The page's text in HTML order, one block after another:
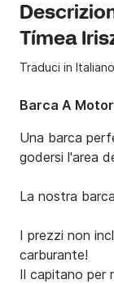
Tímea
Traduci in Italiano
Barca A
Una barca
godersi l'area
La nostra
I prezzi non
carburante!
Il capitano per